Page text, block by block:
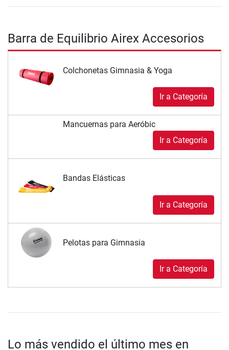
Barra de Equilibrio Airex Accesorios
Colchonetas Gimnasia & Yoga
Ir a Categoría
Mancuernas para Aeróbic
Ir a Categoría
Bandas Elásticas
Ir a Categoría
Pelotas para Gimnasia
Ir a Categoría
Lo más vendido el último mes en